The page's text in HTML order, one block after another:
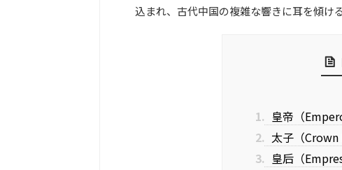
込まれ、古代中国の複雑な響きに耳を傾け
1. 皇帝（
2. 太子（
3. 皇后（